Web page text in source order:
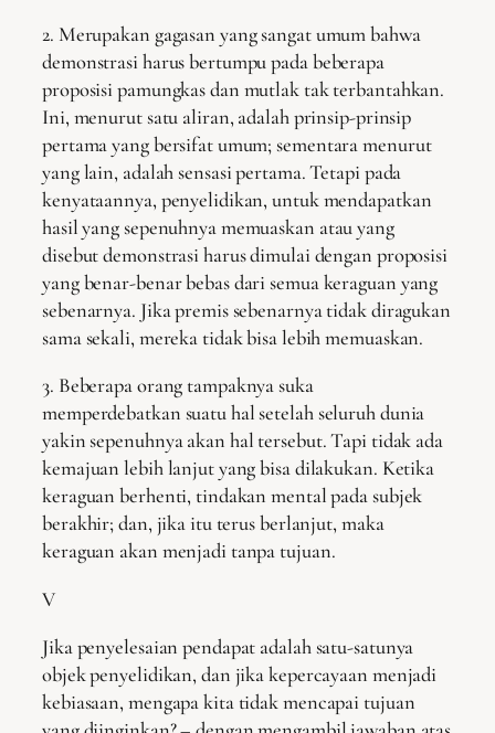
2. Merupakan gagasan yang sangat umum bahwa
demonstrasi harus bertumpu pada beberapa
proposisi pamungkas dan mutlak tak terbantahkan.
Ini, menurut satu aliran, adalah prinsip-prinsip
pertama yang bersifat umum; sementara menurut
yang lain, adalah sensasi pertama. Tetapi pada
kenyataannya, penyelidikan, untuk mendapatkan
hasil yang sepenuhnya memuaskan atau yang
disebut demonstrasi harus dimulai dengan proposisi
yang benar-benar bebas dari semua keraguan yang
sebenarnya. Jika premis sebenarnya tidak diragukan
sama sekali, mereka tidak bisa lebih memuaskan.
3. Beberapa orang tampaknya suka
memperdebatkan suatu hal setelah seluruh dunia
yakin sepenuhnya akan hal tersebut. Tapi tidak ada
kemajuan lebih lanjut yang bisa dilakukan. Ketika
keraguan berhenti, tindakan mental pada subjek
berakhir; dan, jika itu terus berlanjut, maka
keraguan akan menjadi tanpa tujuan.
V
Jika penyelesaian pendapat adalah satu-satunya
objek penyelidikan, dan jika kepercayaan menjadi
kebiasaan, mengapa kita tidak mencapai tujuan